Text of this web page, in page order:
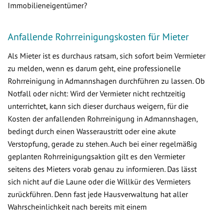
Immobilieneigentümer?
Anfallende Rohrreinigungskosten für Mieter
Als Mieter ist es durchaus ratsam, sich sofort beim Vermieter
zu melden, wenn es darum geht, eine professionelle
Rohrreinigung in Admannshagen durchführen zu lassen. Ob
Notfall oder nicht: Wird der Vermieter nicht rechtzeitig
unterrichtet, kann sich dieser durchaus weigern, für die
Kosten der anfallenden Rohrreinigung in Admannshagen,
bedingt durch einen Wasseraustritt oder eine akute
Verstopfung, gerade zu stehen. Auch bei einer regelmäßig
geplanten Rohrreinigungsaktion gilt es den Vermieter
seitens des Mieters vorab genau zu informieren. Das lässt
sich nicht auf die Laune oder die Willkür des Vermieters
zurückführen. Denn fast jede Hausverwaltung hat aller
Wahrscheinlichkeit nach bereits mit einem